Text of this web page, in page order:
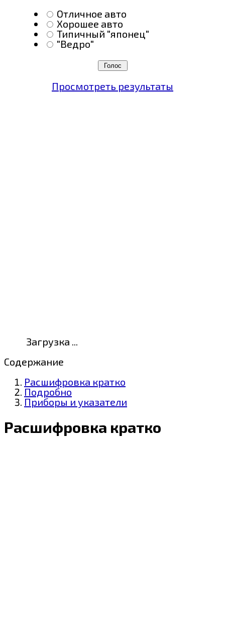
Отличное авто
Хорошее авто
Типичный "японец"
"Ведро"
Просмотреть результаты
Загрузка ...
Содержание
Расшифровка кратко
Подробно
Приборы и указатели
Расшифровка кратко